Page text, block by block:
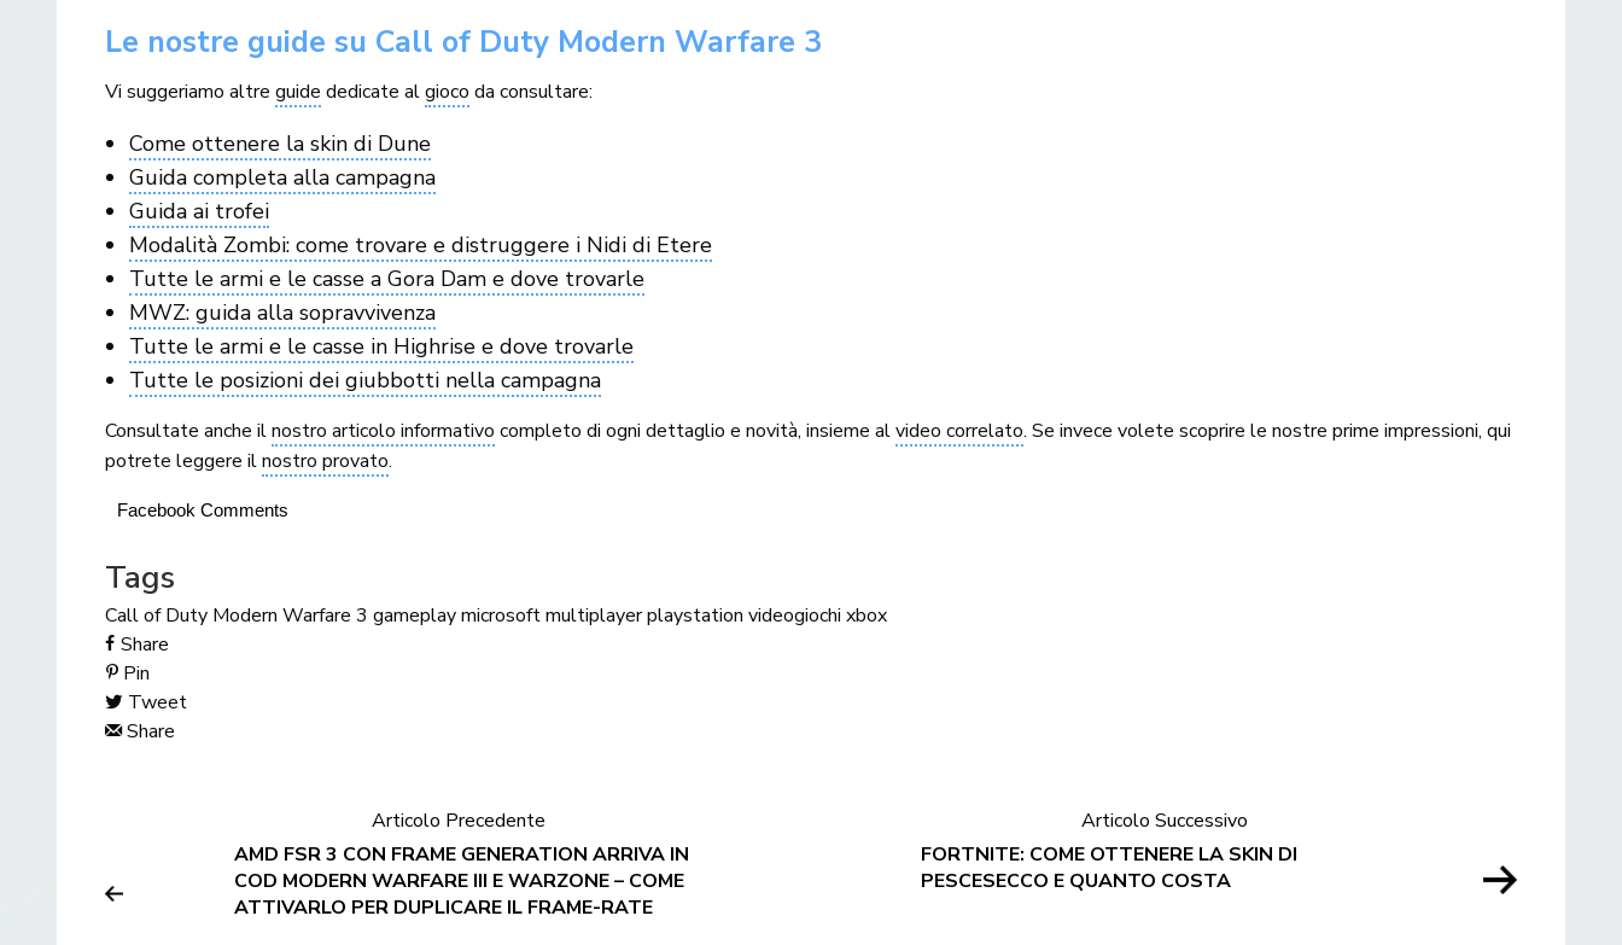
Le nostre guide su Call of Duty Modern Warfare 3
Vi suggeriamo altreguide dedicate algioco da consultare:
Come ottenere la skin di Dune
Guida completa alla campagna
Guida ai trofei
Modalità Zombi: come trovare e distruggere i Nidi di Etere
Tutte le armi e le casse a Gora Dam e dove trovarle
MWZ: guida alla sopravvivenza
Tutte le armi e le casse in Highrise e dove trovarle
Tutte le posizioni dei giubbotti nella campagna
Consultate anche ilnostro articolo informativo completo di ogni dettaglio e novità, insieme alvideo correlato. Se invece volete scoprire le nostre prime impressioni, qui
potrete leggere ilnostro provato.
Facebook Comments
Tags
Call of Duty Modern Warfare 3 gameplaymicrosoftmultiplayerplaystation videogiochi xbox
Share
Pin
Tweet
Share
Articolo Precedente
AMD FSR 3 CON FRAME GENERATION ARRIVA IN
COD MODERN WARFARE III E WARZONE – COME
ATTIVARLO PER DUPLICARE IL FRAME-RATE
Articolo Successivo
FORTNITE: COME OTTENERE LA SKIN DI
PESCESECCO E QUANTO COSTA